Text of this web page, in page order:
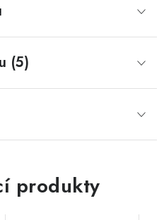
(5)
produkty